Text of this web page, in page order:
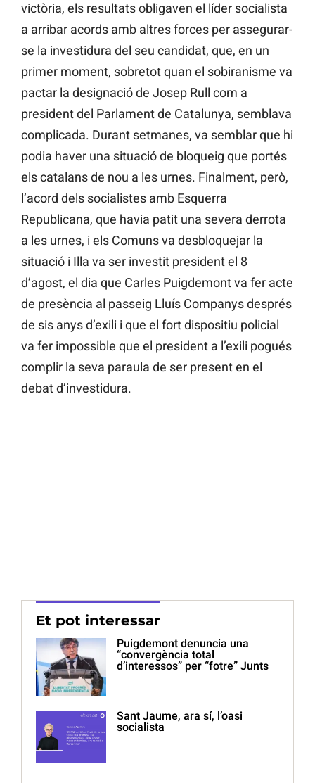
victòria, els resultats obligaven el líder socialista
a arribar acords amb altres forces per assegurar-
se la investidura del seu candidat, que, en un
primer moment, sobretot quan el sobiranisme va
pactar la designació de Josep Rull com a
president del Parlament de Catalunya, semblava
complicada. Durant setmanes, va semblar que hi
podia haver una situació de bloqueig que portés
els catalans de nou a les urnes. Finalment, però,
l’acord dels socialistes amb Esquerra
Republicana, que havia patit una severa derrota
a les urnes, i els Comuns va desbloquejar la
situació i Illa va ser investit president el 8
d’agost, el dia que Carles Puigdemont va fer acte
de presència al passeig Lluís Companys després
de sis anys d’exili i que el fort dispositiu policial
va fer impossible que el president a l’exili pogués
complir la seva paraula de ser present en el
debat d’investidura.
Et pot interessar
Puigdemont denuncia una
“convergència total
d’interessos” per “fotre” Junts
Sant Jaume, ara sí, l’oasi
socialista